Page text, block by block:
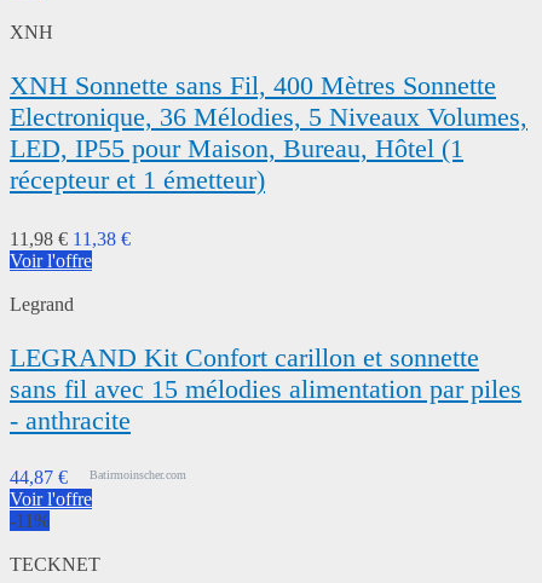
XNH
XNH Sonnette sans Fil, 400 Mètres Sonnette
Electronique, 36 Mélodies, 5 Niveaux Volumes,
LED, IP55 pour Maison, Bureau, Hôtel (1
récepteur et 1 émetteur)
11,98 € 11,38 €
Voir l'offre
Legrand
LEGRAND Kit Confort carillon et sonnette
sans fil avec 15 mélodies alimentation par piles
- anthracite
44,87 € Batirmoinscher.com
Voir l'offre
-11%
TECKNET